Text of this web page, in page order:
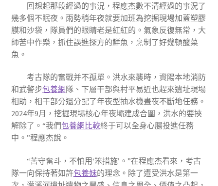
回想起那段經過的事況，程應杰數不清經過的事況了
幾多個不眠夜。雨勢稍年夜就要加班為挖掘現場加蓋塑膠
膜和沙袋，隊員們的眼睛老是紅紅的。氣象反復無常，大
師苦中作樂，抓住誤進探方的鮮魚，烹制了好幾頓酸菜
魚。
考古隊的奮戰并不孤單。洪水來襲時，資陽本地消防
和武警步包養網 隊、下層干部與村平易近也趕來遺址現場
相助，相干部分還分配了年夜型抽水機晝夜不斷地任務。
2024年9月，挖掘現場核心年夜壩建成合圍，洪水的要挾
解除了。“我們包養網比較終于可以全身心腸投進任務
中。”程應杰說。
“苦守奮斗，不怕用‘笨措施’。”在程應杰看來，考古
隊一向保持著如許包養妹的理念。除了遭受洪水是第一